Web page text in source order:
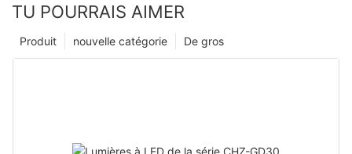
TU POURRAIS AIMER
De gros
nouvelle catégorie
Produit